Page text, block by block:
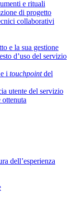
e rituali
di progetto
collaborativi
e la sua gestione
d’uso del servizio
i touchpointdel
utente del servizio
dell’esperienza